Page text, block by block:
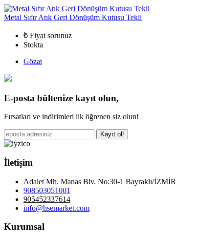
Metal Sıfır Atık Geri Dönüşüm Kutusu Tekli
₺ Fiyat sorunuz
Stokta
Gözat
E-posta bültenize kayıt olun,
Fırsatları ve indirimleri ilk öğrenen siz olun!
Kayıt ol!
İletişim
Adalet Mh. Manas Blv. No:30-1 Bayraklı/İZMİR
908503051001
905452337614
info@hsemarket.com
Kurumsal